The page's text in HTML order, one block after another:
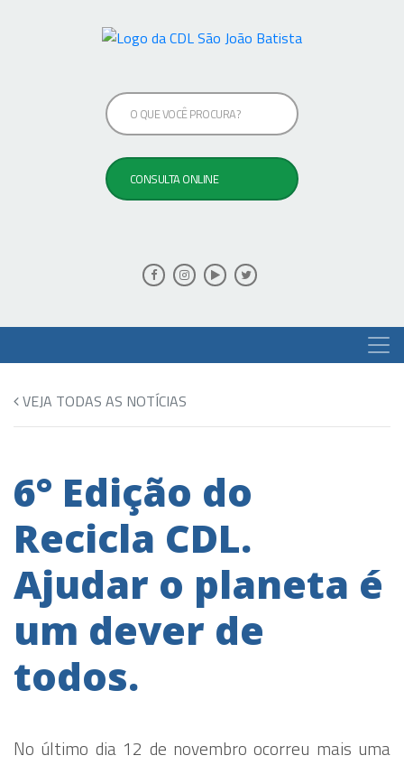
VEJA TODAS AS NOTÍCIAS
6° Edição do
Recicla CDL.
Ajudar o planeta é
um dever de
todos.
No último dia 12 de novembro ocorreu mais uma